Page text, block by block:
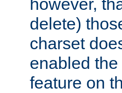
however,
delete)
charset
enabled
feature on